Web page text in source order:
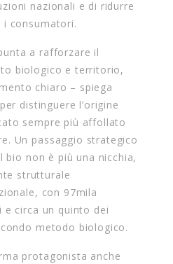
nazionali e di ridurre
i consumatori.
a rafforzare il
biologico e territorio,
chiaro – spiega
distinguere l’origine
sempre più affollato
Un passaggio strategico
bio non è più una nicchia,
strutturale
con 97mila
circa un quinto dei
metodo biologico.
protagonista anche